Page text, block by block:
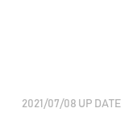
2021/07/08 UP DATE